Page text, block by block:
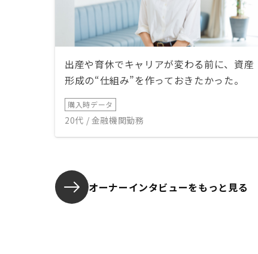
出産や育休でキャリアが変わる前に、資産
形成の“仕組み”を作っておきたかった。
購入時データ
20代 / 金融機関勤務
オーナーインタビューをもっと見る